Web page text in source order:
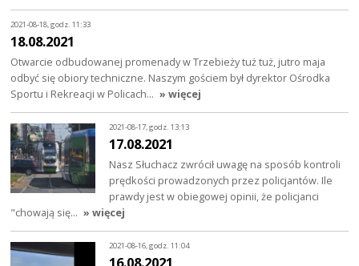
2021-08-18, godz. 11:33
18.08.2021
Otwarcie odbudowanej promenady w Trzebieży tuż tuż, jutro maja
odbyć się obiory techniczne. Naszym gościem był dyrektor Ośrodka
Sportu i Rekreacji w Policach… » więcej
2021-08-17, godz. 13:13
17.08.2021
Nasz Słuchacz zwrócił uwagę na sposób kontroli
prędkości prowadzonych przez policjantów. Ile
prawdy jest w obiegowej opinii, że policjanci
"chowają się… » więcej
2021-08-16, godz. 11:04